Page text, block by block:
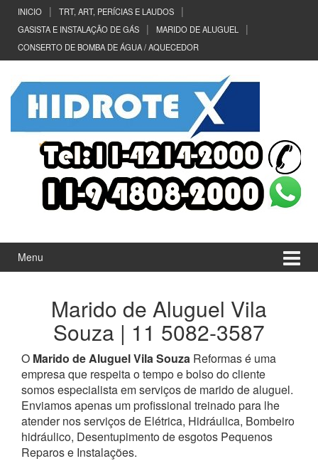
Conteúdo
Pular
menu
principal
INICIO
TRT, ART, PERÍCIAS E LAUDOS
GASISTA E INSTALAÇÃO DE GÁS
MARIDO DE ALUGUEL
CONSERTO DE BOMBA DE ÁGUA / AQUECEDOR
Menu
Marido de Aluguel Vila
Souza | 11 5082-3587
O Marido de Aluguel Vila Souza Reformas é uma
empresa que respeita o tempo e bolso do cliente
somos especialista em serviços de marido de aluguel.
Enviamos apenas um profissional treinado para lhe
atender nos serviços de Elétrica, Hidráulica, Bombeiro
hidráulico, Desentupimento de esgotos Pequenos
Reparos e Instalações.